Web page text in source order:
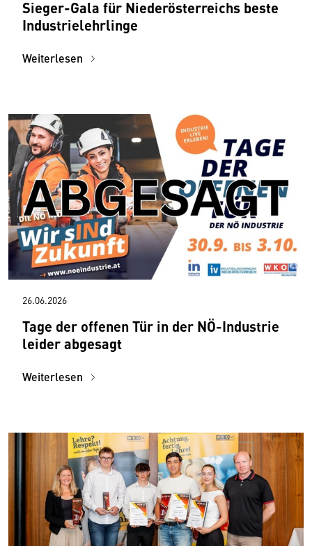
Sieger-Gala für Niederösterreichs beste
Industrielehrlinge
Weiterlesen
26.06.2026
Tage der offenen Tür in der NÖ-Industrie
leider abgesagt
Weiterlesen